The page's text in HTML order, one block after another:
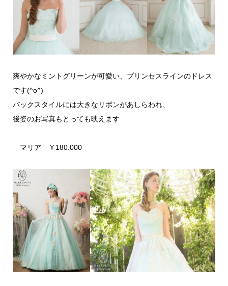
爽やかなミントグリーンが可愛い、プリンセスラインのドレス
です(^o^)
バックスタイルには大きなリボンがあしらわれ、
後姿のお写真もとっても映えます
マリア ￥180.000